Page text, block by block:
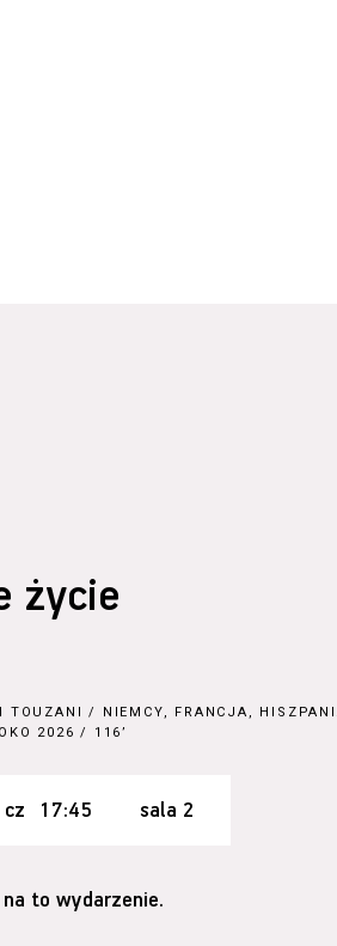
życie
TOUZANI / NIEMCY, FRANCJA,
2026 / 116’
17:45 sala 2
to wydarzenie.